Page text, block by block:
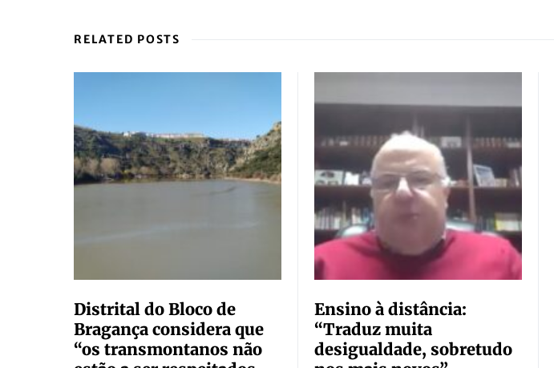
RELATED POSTS
Distrital do Bloco de
Bragança considera que
“os transmontanos não
Ensino à distância:
“Traduz muita
desigualdade, sobretudo